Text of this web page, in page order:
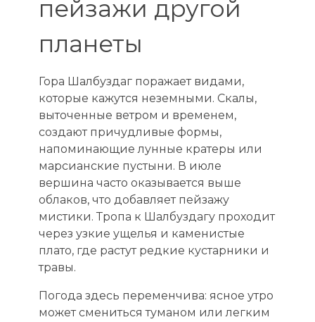
пейзажи другой
планеты
Гора Шалбуздаг поражает видами,
которые кажутся неземными. Скалы,
выточенные ветром и временем,
создают причудливые формы,
напоминающие лунные кратеры или
марсианские пустыни. В июле
вершина часто оказывается выше
облаков, что добавляет пейзажу
мистики. Тропа к Шалбуздагу проходит
через узкие ущелья и каменистые
плато, где растут редкие кустарники и
травы.
Погода здесь переменчива: ясное утро
может смениться туманом или легким